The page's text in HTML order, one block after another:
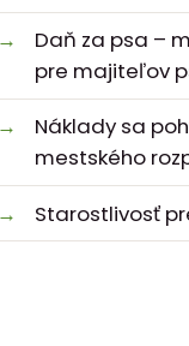
Daň za psa –
pre majiteľov
Náklady sa
mestského
Starostlivosť